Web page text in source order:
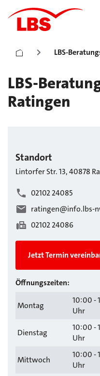
LBS-
LBS-
Ratingen
Standort
Lintorfer Str.13,40878
02102 24085
ratingen@info.lbs-
02102 24086
Jetzt Termin
Öffnungszeiten:
Montag
10:00 -
Uhr
Dienstag
10:00 -
Uhr
Mittwoch
10:00 -
Uhr